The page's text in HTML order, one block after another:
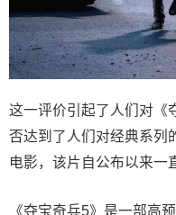
这一评价引起了人们对《
否达到了人们对经典系列
电影，该片自公布以来一
《夺宝奇兵5》是一部高